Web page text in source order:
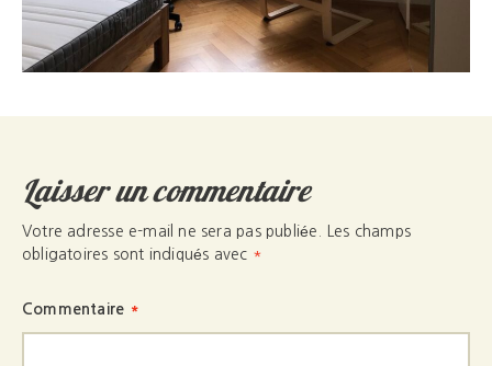
Laisser un commentaire
Votre adresse e-mail ne sera pas publiée.
Les champs
obligatoires sont indiqués avec *
Commentaire *